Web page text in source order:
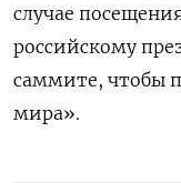
случае
российскому
саммите, чтобы
мира».